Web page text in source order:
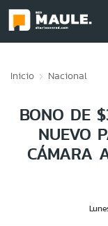
Inicio Nacional
BONO DE
NUEVO
CÁMARA